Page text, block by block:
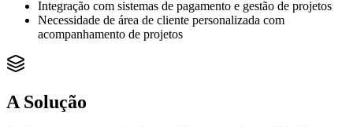
Integração com sistemas de pagamento e gestão de projetos
Necessidade de área de cliente personalizada com
acompanhamento de projetos
A Solução